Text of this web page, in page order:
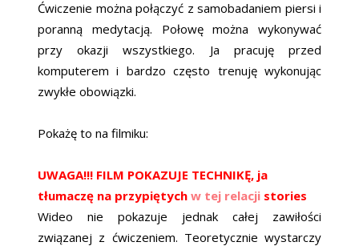
Ćwiczenie można połączyć z samobadaniem piersi i
poranną medytacją. Połowę można wykonywać
przy okazji wszystkiego. Ja pracuję przed
komputerem i bardzo często trenuję wykonując
zwykłe obowiązki.
Pokażę to na filmiku:
UWAGA!!! FILM POKAZUJE TECHNIKĘ, ja
tłumaczę na przypiętych w tej relacji stories
Wideo nie pokazuje jednak całej zawiłości
związanej z ćwiczeniem. Teoretycznie wystarczy